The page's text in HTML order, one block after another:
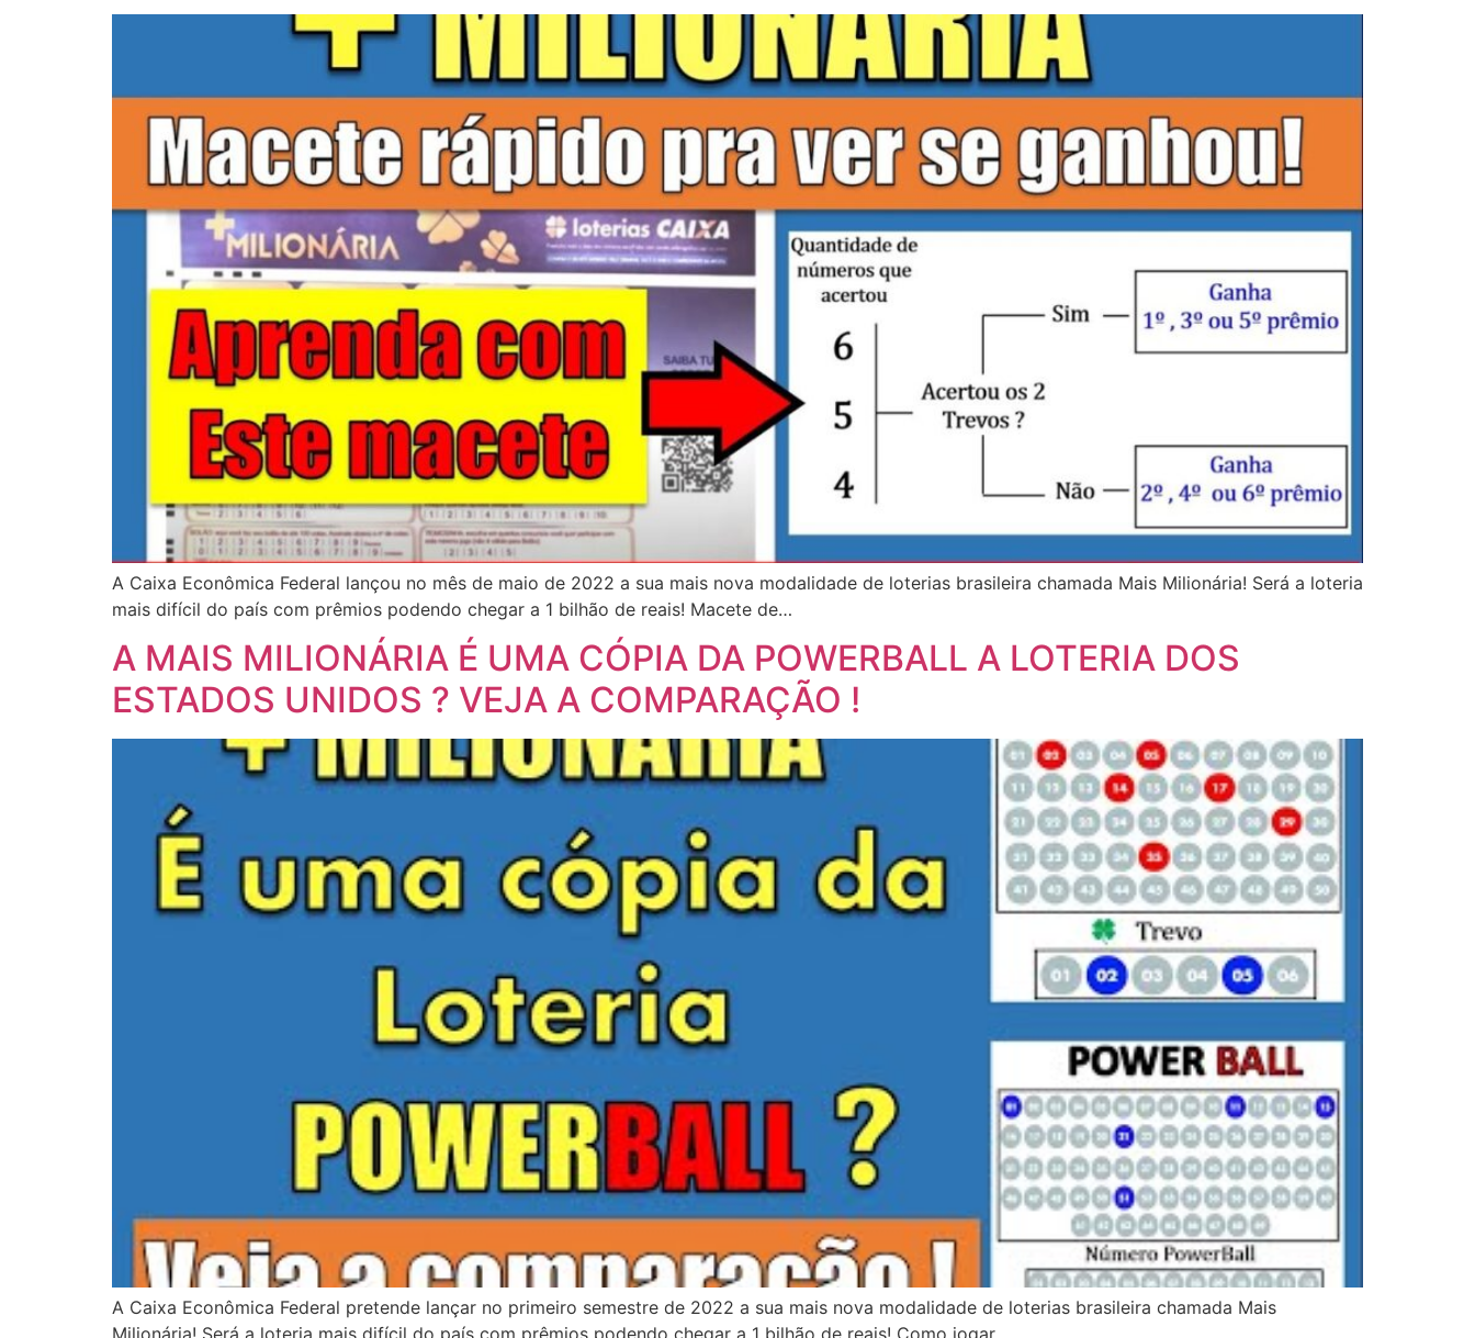
A Caixa Econômica Federal lançou no mês de maio de 2022 a sua mais nova modalidade de loterias brasileira chamada Mais Milionária! Será a loteria
mais difícil do país com prêmios podendo chegar a 1 bilhão de reais! Macete de…
A MAIS MILIONÁRIA É UMA CÓPIA DA POWERBALL A LOTERIA DOS
ESTADOS UNIDOS ? VEJA A COMPARAÇÃO !
A Caixa Econômica Federal pretende lançar no primeiro semestre de 2022 a sua mais nova modalidade de loterias brasileira chamada Mais
Milionária! Será a loteria mais difícil do país com prêmios podendo chegar a 1 bilhão de reais! Como jogar…